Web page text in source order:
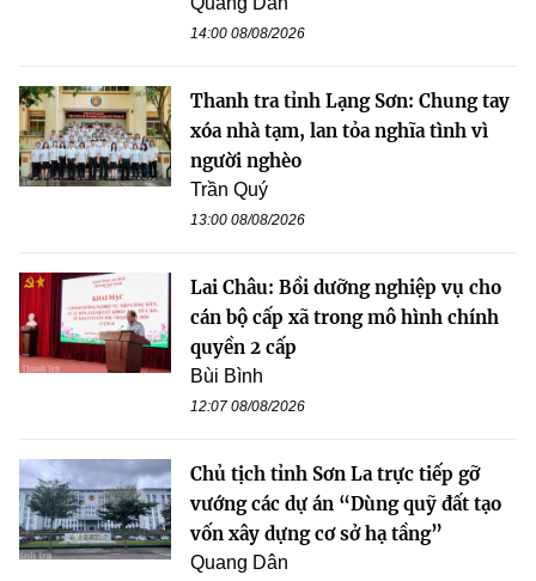
14:00 08/08/2026
Thanh tra tỉnh Lạng Sơn: Chung tay
xóa nhà tạm, lan tỏa nghĩa tình vì
người nghèo
Trần Quý
13:00 08/08/2026
Lai Châu: Bồi dưỡng nghiệp vụ cho
cán bộ cấp xã trong mô hình chính
quyền 2 cấp
Bùi Bình
12:07 08/08/2026
Chủ tịch tỉnh Sơn La trực tiếp gỡ
vướng các dự án “Dùng quỹ đất tạo
vốn xây dựng cơ sở hạ tầng”
Quang Dân